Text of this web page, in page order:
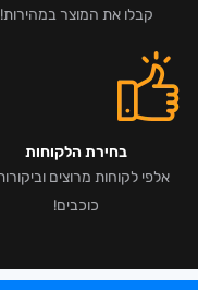
קבלו את המוצר במהירות!
בחירת הלקוחות
כוכבים!